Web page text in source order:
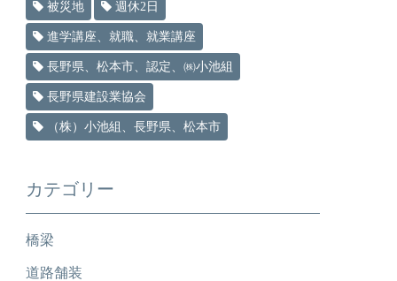
被災地 週休2日
進学講座、就職、就業講座
長野県、松本市、認定、㈱小池組
長野県建設業協会
（株）小池組、長野県、松本市
カテゴリー
橋梁
道路舗装